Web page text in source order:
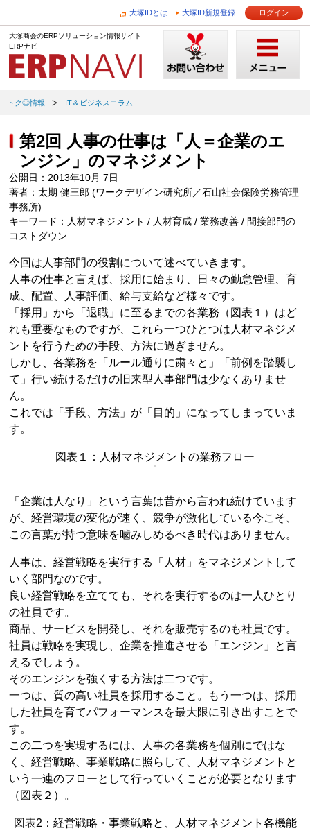
大塚IDとは 大塚ID新規登録 ログイン
大塚商会のERPソリューション情報サイト
ERPナビ
トク◎情報 IT＆ビジネスコラム
第2回 人事の仕事は「人＝企業のエ
ンジン」のマネジメント
公開日：2013年10月 7日
著者：太期 健三郎 (ワークデザイン研究所／石山社会保険労務管理
事務所)
キーワード：人材マネジメント / 人材育成 / 業務改善 / 間接部門の
コストダウン
今回は人事部門の役割について述べていきます。
人事の仕事と言えば、採用に始まり、日々の勤怠管理、育
成、配置、人事評価、給与支給など様々です。
「採用」から「退職」に至るまでの各業務（図表１）はど
れも重要なものですが、これら一つひとつは人材マネジメ
ントを行うための手段、方法に過ぎません。
しかし、各業務を「ルール通りに粛々と」「前例を踏襲し
て」行い続けるだけの旧来型人事部門は少なくありませ
ん。
これでは「手段、方法」が「目的」になってしまっていま
す。
図表１：人材マネジメントの業務フロー
「企業は人なり」という言葉は昔から言われ続けています
が、経営環境の変化が速く、競争が激化している今こそ、
この言葉が持つ意味を噛みしめるべき時代はありません。
人事は、経営戦略を実行する「人材」をマネジメントして
いく部門なのです。
良い経営戦略を立てても、それを実行するのは一人ひとり
の社員です。
商品、サービスを開発し、それを販売するのも社員です。
社員は戦略を実現し、企業を推進させる「エンジン」と言
えるでしょう。
そのエンジンを強くする方法は二つです。
一つは、質の高い社員を採用すること。もう一つは、採用
した社員を育てパフォーマンスを最大限に引き出すことで
す。
この二つを実現するには、人事の各業務を個別にではな
く、経営戦略、事業戦略に照らして、人材マネジメントと
いう一連のフローとして行っていくことが必要となります
（図表２）。
図表2：経営戦略・事業戦略と、人材マネジメント各機能